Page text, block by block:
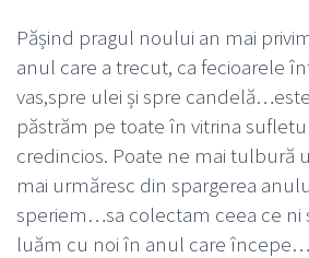
Pășind pragul noului an mai
anul care a trecut, ca fecioarele
vas,spre ulei și spre
păstrăm pe toate în vitrina
credincios. Poate ne mai tulbură
mai urmăresc din spargerea
speriem…sa colectam ceea ce ni
luăm cu noi în anul care